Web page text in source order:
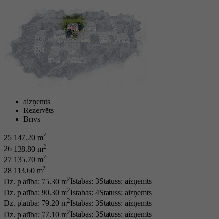
aizņemts
Rezervēts
Brīvs
25 147.20 m2
26 138.80 m2
27 135.70 m2
28 113.60 m2
Dz. platība: 75.30 m2Istabas: 3Statuss: aizņemts
Dz. platība: 90.30 m2Istabas: 4Statuss: aizņemts
Dz. platība: 79.20 m2Istabas: 3Statuss: aizņemts
Dz. platība: 77.10 m2Istabas: 3Statuss: aizņemts